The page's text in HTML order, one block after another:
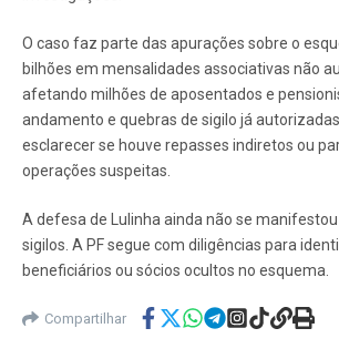
O caso faz parte das apurações sobre o
bilhões em mensalidades associativas não
afetando milhões de aposentados e
andamento e quebras de sigilo já
esclarecer se houve repasses indiretos ou
operações suspeitas.
A defesa de Lulinha ainda não se
sigilos. A PF segue com diligências para
beneficiários ou sócios ocultos no esquema.
Compartilhar